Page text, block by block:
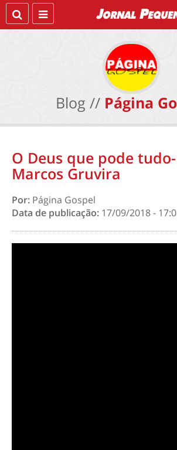
Blog // Página
O Deus que pode
Marcos Gruvira
Por: Página Gospel
Data de publicação: 17/09/2018 -